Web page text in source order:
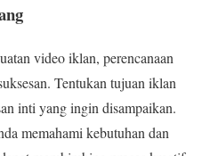
video iklan, perencanaan
Tentukan tujuan iklan
inti yang ingin disampaikan.
memahami kebutuhan dan